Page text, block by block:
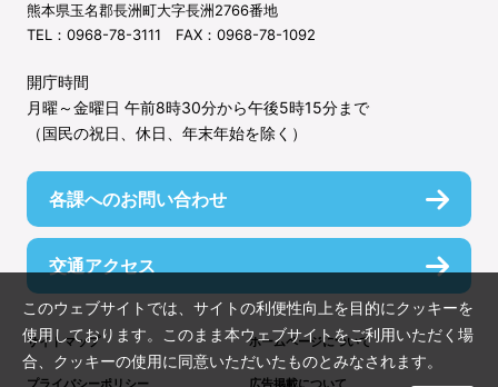
熊本県玉名郡長洲町大字長洲2766番地
TEL：0968-78-3111 FAX：0968-78-1092
開庁時間
月曜～金曜日 午前8時30分から午後5時15分まで
（国民の祝日、休日、年末年始を除く）
各課へのお問い合わせ
交通アクセス
サイトマップ ホームページについて
このウェブサイトでは、サイトの利便性向上を目的にクッキーを
使用しております。このまま本ウェブサイトをご利用いただく場
合、クッキーの使用に同意いただいたものとみなされます。